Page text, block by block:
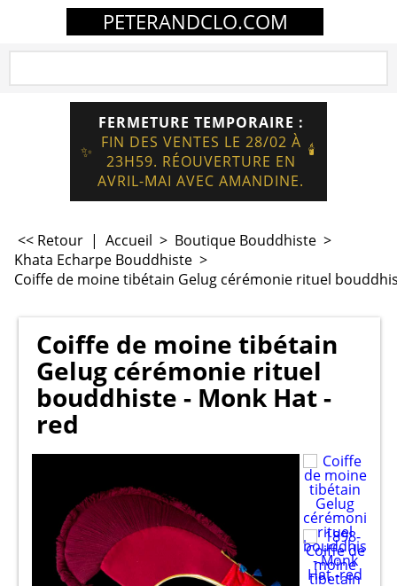
PETERANDCLO.COM
✨
FERMETURE TEMPORAIRE :
FIN DES VENTES LE 28/02 À
23H59. RÉOUVERTURE EN
AVRIL-MAI AVEC AMANDINE.
🕯️
<< Retour | Accueil > Boutique Bouddhiste >
Khata Echarpe Bouddhiste >
Coiffe de moine tibétain Gelug cérémonie rituel
Coiffe de moine tibétain
Gelug cérémonie rituel
bouddhiste - Monk Hat -
red